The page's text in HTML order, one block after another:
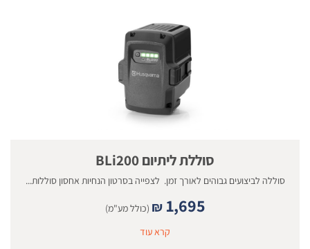
סוללת ליתיום BLi200
סוללה לביצועים גבוהים לאורך זמן. לצפייה בסרטון הנחיות אחסון סוללות...
₪ 1,695
(כולל מע"מ)
קרא עוד